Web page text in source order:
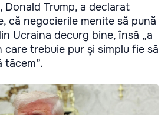
Donald Trump, a declarat
că negocierile menite să pună
Ucraina decurg bine, însă „a
trebuie pur și simplu fie să
tăcem”.